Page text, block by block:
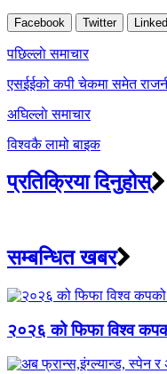
Facebook Twitter
Post
navigation
पछिल्लाे समाचार
एसईईको कपी चेकमा समेत
अघिल्लाे समाचार
विश्वकै लामो बाइक
प्रतिक्रिया दिनुहोस्
सम्बन्धित खबर
२०२६ को फिफा विश्व